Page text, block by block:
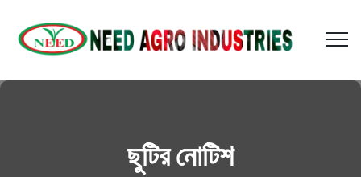
ছুটির নোটিশ